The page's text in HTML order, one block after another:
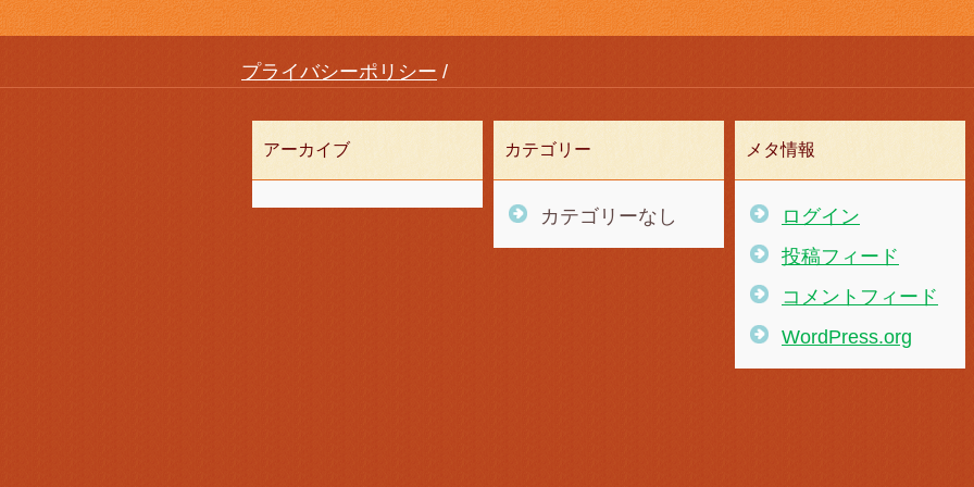
プライバシーポリシー
アーカイブ カテゴリー
カテゴリーなし
メタ情報
ログイン
投稿フィード
コメントフィード
WordPress.org